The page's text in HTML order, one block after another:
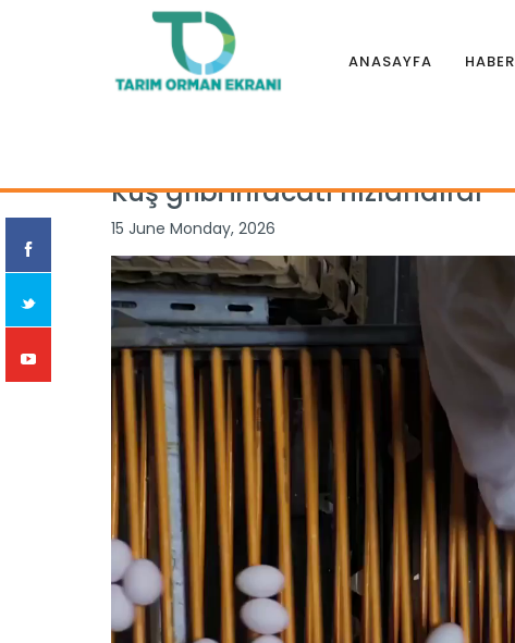
ANASAYFA HABER
Kuş gribi ihracatı hızlandırdı
15 June Monday, 2026